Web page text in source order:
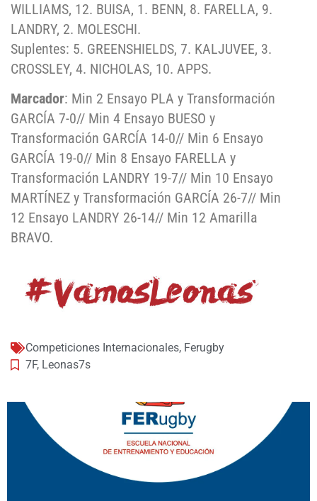
WILLIAMS, 12. BUISA, 1. BENN, 8. FARELLA, 9.
LANDRY, 2. MOLESCHI.
Suplentes: 5. GREENSHIELDS, 7. KALJUVEE, 3.
CROSSLEY, 4. NICHOLAS, 10. APPS.
Marcador: Min 2 Ensayo PLA y Transformación
GARCÍA 7-0// Min 4 Ensayo BUESO y
Transformación GARCÍA 14-0// Min 6 Ensayo
GARCÍA 19-0// Min 8 Ensayo FARELLA y
Transformación LANDRY 19-7// Min 10 Ensayo
MARTÍNEZ y Transformación GARCÍA 26-7// Min
12 Ensayo LANDRY 26-14// Min 12 Amarilla
BRAVO.
Competiciones Internacionales, Ferugby
7F, Leonas7s